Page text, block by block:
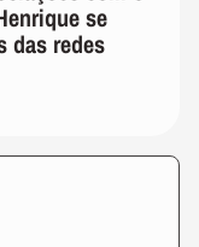
se
das redes